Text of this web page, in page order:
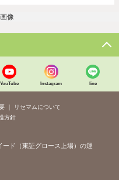
像
YouTube Instagram line
リセマムについて
方針
ード（東証グロース上場）の運